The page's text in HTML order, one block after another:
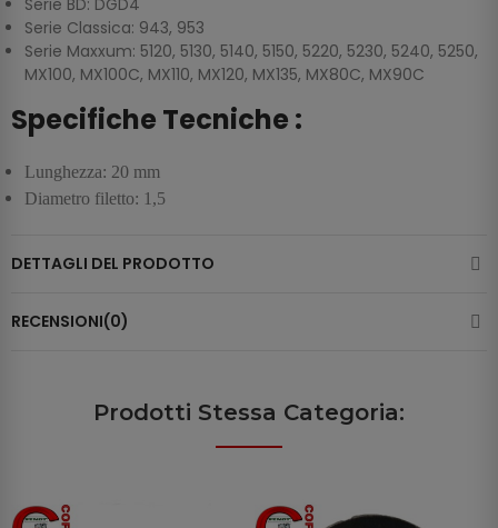
Serie BD: DGD4
Serie Classica: 943, 953
Serie Maxxum: 5120, 5130, 5140, 5150, 5220, 5230, 5240, 5250,
MX100, MX100C, MX110, MX120, MX135, MX80C, MX90C
Specifiche Tecniche :
Lunghezza: 20 mm
Diametro filetto: 1,5
DETTAGLI DEL PRODOTTO
RECENSIONI(0)
Prodotti Stessa Categoria: